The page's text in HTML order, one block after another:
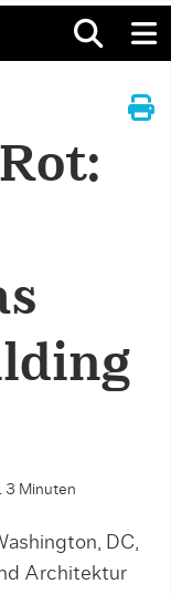
3 Minuten
DC,
Architektur